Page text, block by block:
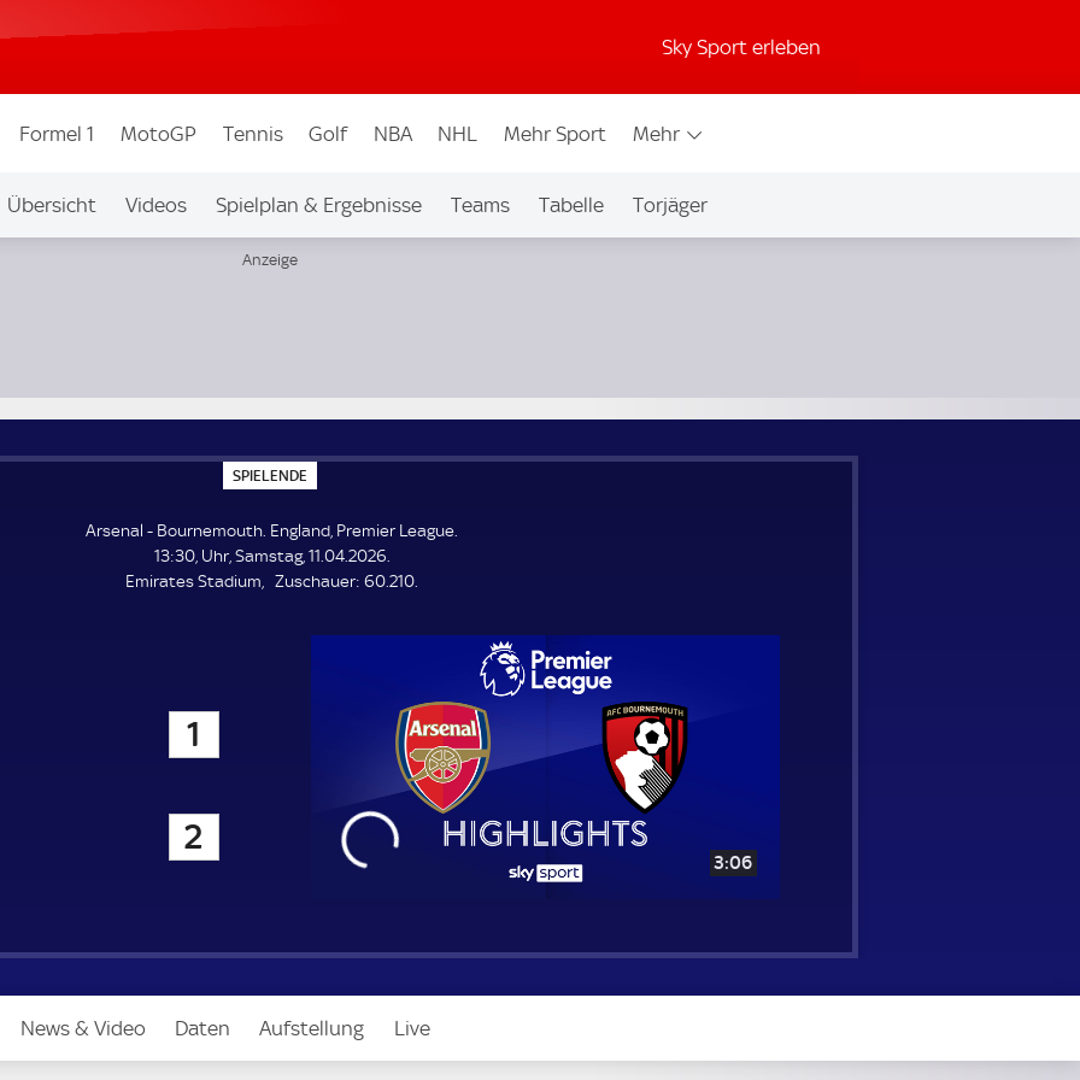
Sky Sport erleben
Formel 1 MotoGP Tennis Golf NBA NHL Mehr Sport Mehr
Übersicht Videos Spielplan & Ergebnisse Teams Tabelle Torjäger
Auf Sky
SPIELENDE
P
E
L
E
N
Arsenal - Bournemouth. England, Premier League.
13:30, Uhr, Samstag, 11.04.2026.
Emirates Stadium
Zuschauer: Z
60.210.
1
2
News & Video Daten Aufstellung Live